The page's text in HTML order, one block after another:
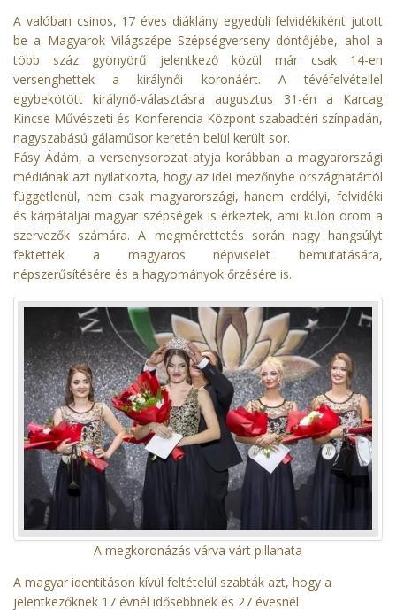
A valóban csinos, 17 éves diáklány egyedüli felvidékiként jutott
be a Magyarok Világszépe Szépségverseny döntőjébe, ahol a
több száz gyönyörű jelentkező közül már csak 14-en
versenghettek a királynői koronáért. A tévéfelvétellel
egybekötött királynő-választásra augusztus 31-én a Karcag
Kincse Művészeti és Konferencia Központ szabadtéri színpadán,
nagyszabású gálaműsor keretén belül került sor.
Fásy Ádám, a versenysorozat atyja korábban a magyarországi
médiának azt nyilatkozta, hogy az idei mezőnybe országhatártól
függetlenül, nem csak magyarországi, hanem erdélyi, felvidéki
és kárpátaljai magyar szépségek is érkeztek, ami külön öröm a
szervezők számára. A megmérettetés során nagy hangsúlyt
fektettek a magyaros népviselet bemutatására,
népszerűsítésére és a hagyományok őrzésére is.
A megkoronázás várva várt pillanata
A magyar identitáson kívül feltételül szabták azt, hogy a
jelentkezőknek 17 évnél idősebbnek és 27 évesnél